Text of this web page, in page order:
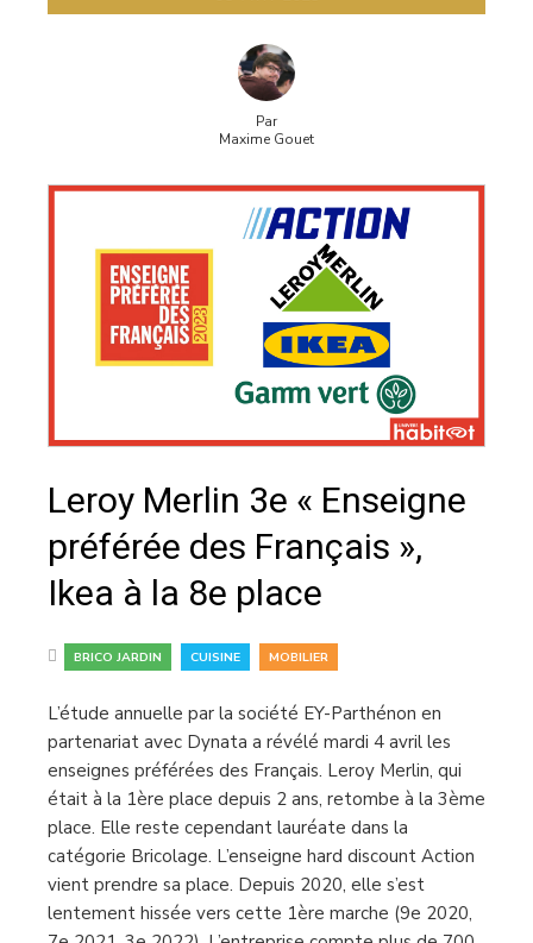
Par
Maxime Gouet
Leroy Merlin 3e « Enseigne
préférée des Français »,
Ikea à la 8e place
BRICO JARDIN CUISINE MOBILIER
L’étude annuelle par la société EY-Parthénon en
partenariat avec Dynata a révélé mardi 4 avril les
enseignes préférées des Français. Leroy Merlin, qui
était à la 1ère place depuis 2 ans, retombe à la 3ème
place. Elle reste cependant lauréate dans la
catégorie Bricolage. L’enseigne hard discount Action
vient prendre sa place. Depuis 2020, elle s’est
lentement hissée vers cette 1ère marche (9e 2020,